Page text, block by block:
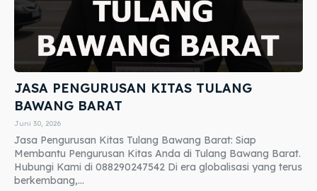
JASA PENGURUSAN KITAS TULANG
BAWANG BARAT
Juni 30, 2026
Jasa Pengurusan Kitas Tulang Bawang Barat: Siap
Membantu Pengurusan Kitas Anda di Tulang Bawang Barat.
Hubungi Kami di 088290247542 Di era globalisasi yang terus
berkembang,...